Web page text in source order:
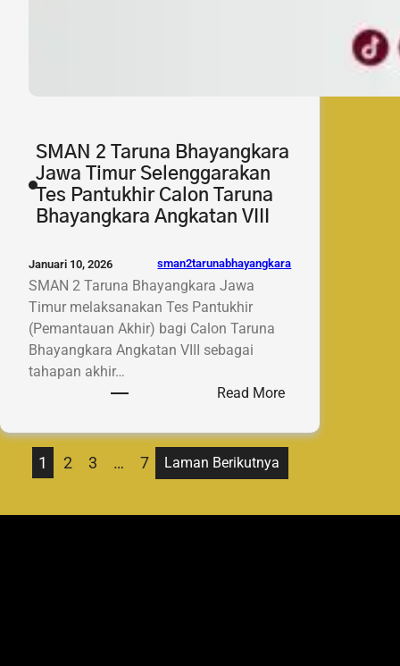
SMAN 2 Taruna Bhayangkara
Jawa Timur Selenggarakan
Tes Pantukhir Calon Taruna
Bhayangkara Angkatan VIII
Januari 10, 2026 sman2tarunabhayangkara
SMAN 2 Taruna Bhayangkara Jawa
Timur melaksanakan Tes Pantukhir
(Pemantauan Akhir) bagi Calon Taruna
Bhayangkara Angkatan VIII sebagai
tahapan akhir…
Read More:
2
Bhayangkara
Timur
1 2 3 … 7 Laman Berikutnya